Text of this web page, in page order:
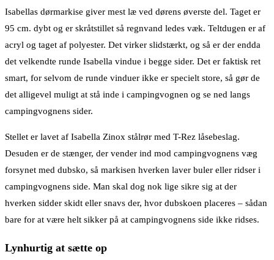
Isabellas dørmarkise giver mest læ ved dørens øverste del. Taget er
95 cm. dybt og er skråtstillet så regnvand ledes væk. Teltdugen er af
acryl og taget af polyester. Det virker slidstærkt, og så er der endda
det velkendte runde Isabella vindue i begge sider. Det er faktisk ret
smart, for selvom de runde vinduer ikke er specielt store, så gør de
det alligevel muligt at stå inde i campingvognen og se ned langs
campingvognens sider.
Stellet er lavet af Isabella Zinox stålrør med T-Rez låsebeslag.
Desuden er de stænger, der vender ind mod campingvognens væg
forsynet med dubsko, så markisen hverken laver buler eller ridser i
campingvognens side. Man skal dog nok lige sikre sig at der
hverken sidder skidt eller snavs der, hvor dubskoen placeres – sådan
bare for at være helt sikker på at campingvognens side ikke ridses.
Lynhurtig at sætte op